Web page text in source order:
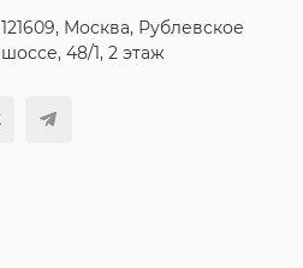
121609, Москва, Рублевское
шоссе, 48/1, 2 этаж